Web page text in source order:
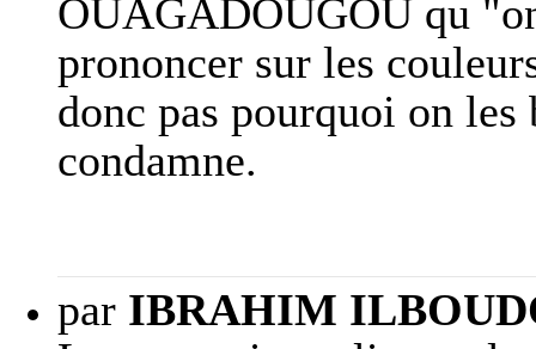
OUAGADOUGOU qu
prononcer sur les
donc pas pourquoi on
condamne.
par IBRAHIM